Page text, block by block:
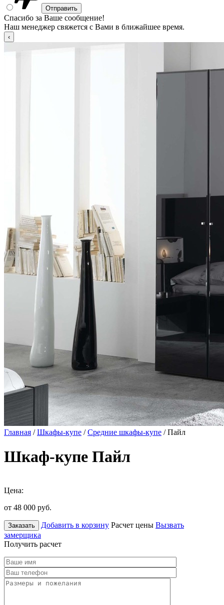
Спасибо за Ваше сообщение!
Наш менеджер свяжется с Вами в ближайшее время.
Главная /Шкафы-купе /Средние шкафы-купе / Пайл
Шкаф-купе Пайл
Цена:
от 48 000 руб.
Заказать Добавить в корзину Расчет цены Вызвать
замерщика
Получить расчет